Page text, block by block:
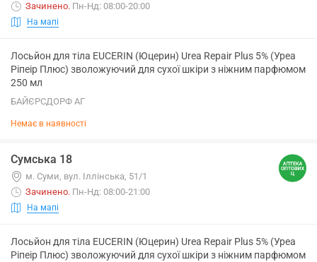
Зачинено. Пн-Нд: 08:00-20:00
На мапі
Лосьйон для тіла EUCERIN (Юцерин) Urea Repair Plus 5% (Уреа
Ріпеір Плюс) зволожуючий для сухої шкіри з ніжним парфюмом
250 мл
БАЙЄРСДОРФ АГ
Немає в наявності
Сумська 18
м. Суми, вул. Іллінська, 51/1
Зачинено. Пн-Нд: 08:00-21:00
На мапі
Лосьйон для тіла EUCERIN (Юцерин) Urea Repair Plus 5% (Уреа
Ріпеір Плюс) зволожуючий для сухої шкіри з ніжним парфюмом